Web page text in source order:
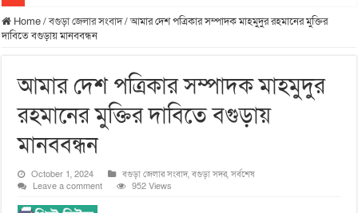
Home/বগুড়া জেলার সংবাদ/আমার দেশ পত্রিকার সম্পাদক মাহমুদুর রহমানের মুক্তির
দাবিতে বগুড়ায় মানববন্ধন
আমার দেশ পত্রিকার সম্পাদক মাহমুদুর
রহমানের মুক্তির দাবিতে বগুড়ায়
মানববন্ধন
October 1, 2024 বগুড়া জেলার সংবাদ,বগুড়া সদর,সর্বশেষ
Leave a comment
952 Views